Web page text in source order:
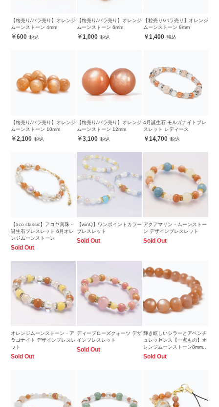
【粒売り/バラ売り】オレンジ
ムーンストーン 4mm
600
【粒売り/バラ売り】オレンジ
ムーンストーン 6mm
1,000
【粒売り/バラ売り】オレンジ
ムーンストーン 8mm
1,400
【粒売り/バラ売り】オレンジ
ムーンストーン 10mm
2,100
【粒売り/バラ売り】オレンジ
ムーンストーン 12mm
3,100
4月誕生石 モルガナイトブレ
スレット レディース
14,700
【aco classic】アコヤ真珠・
誕生石ブレスレット 6月オレ
ンジムーンストーン
Sold Out
【winQ】ワンポイントカラー
ブレスレット
Sold Out
アクアマリン・ムーンストー
ン デザインブレスレット
Sold Out
オレンジムーンストーン・ア
ラゴナイト デザインブレスレ
ット
Sold Out
ディープローズクォーツ デザ
インブレスレット
Sold Out
輝き眩しいシラーとアベンチ
ュレッセンス【一点もの】オ
レンジムーンストーン8mm
シンプルブレスレット
Sold Out